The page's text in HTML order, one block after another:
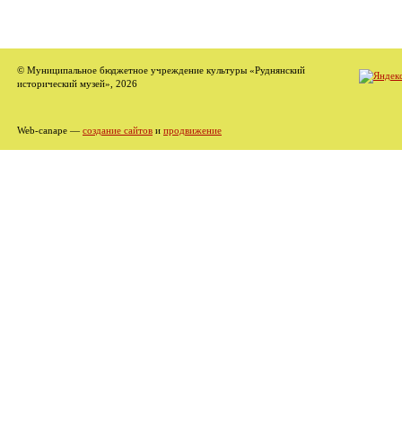
© Муниципальное бюджетное учреждение культуры «Руднянский
исторический музей», 2026
Web-canape — создание сайтов и продвижение